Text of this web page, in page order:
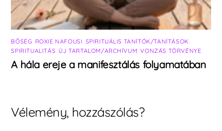
BŐSÉG ROXIE NAFOUSI SPIRITUÁLIS TANÍTÓK/TANÍTÁSOK
SPIRITUALITÁS ÚJ TARTALOM/ARCHÍVUM ,VONZÁS TÖRVÉNYE
A hála ereje a manifesztálás folyamatában
Vélemény, hozzászólás?